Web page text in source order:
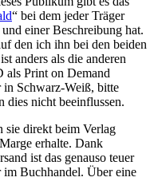
“ bei dem jeder Träger
einer Beschreibung hat.
den ich ihn bei den beiden
anders als die anderen
als Print on Demand
in Schwarz-Weiß, bitte
dies nicht beeinflussen.
direkt beim Verlag
erhalte. Dank
ist das genauso teuer
Buchhandel. Über eine